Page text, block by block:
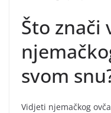
Što znači
svom
Vidjeti njemačkog